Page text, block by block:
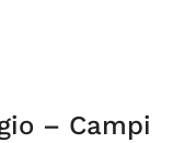
– Campi